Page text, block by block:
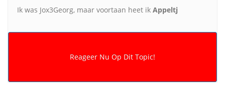
Ik was Jox3Georg, maar voortaan heet ik Appeltj